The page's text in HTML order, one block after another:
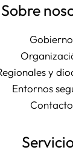
Sobre
Gobierno
y
Entornos
Contacto